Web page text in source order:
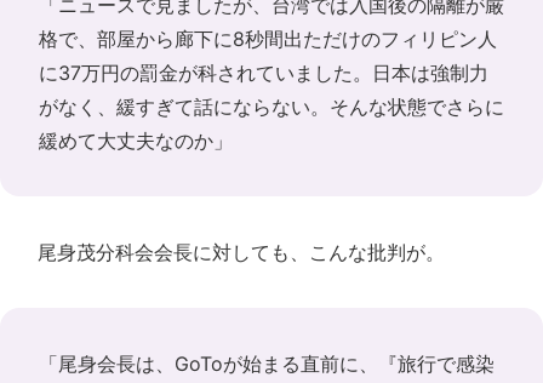
格で、部屋から廊下に8秒間出ただけのフィリピン人
に37万円の罰金が科されていました。日本は強制力
がなく、緩すぎて話にならない。そんな状態でさらに
緩めて大丈夫なのか」
尾身茂分科会会長に対しても、こんな批判が。
「尾身会長は、GoToが始まる直前に、『旅行で感染